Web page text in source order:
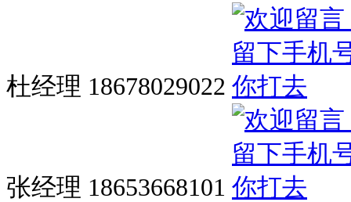
杜经理 18678029022
张经理 18653668101